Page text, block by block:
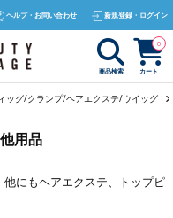
ヘルプ・お問い合わせ 新規登録・ログイン
商品検索 カート
0
ッグ/クランプ/ヘアエクステ/ウイッグ
用品
にもヘアエクステ、
トップピ